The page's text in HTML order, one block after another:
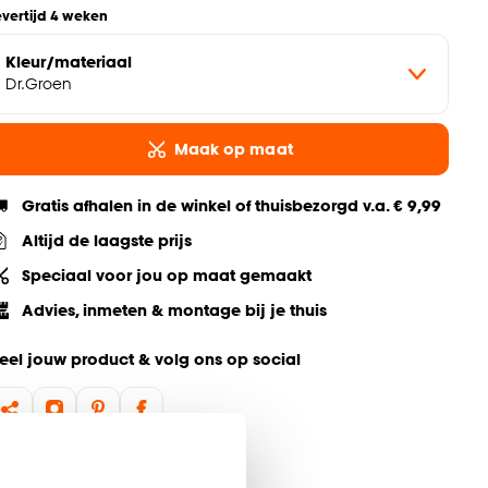
4 weken
Kleur/materiaal
Dr.Groen
Maak op maat
Gratis afhalen in de winkel of thuisbezorgd v.a. € 9,99
Altijd de laagste prijs
Speciaal voor jou op maat gemaakt
Advies, inmeten & montage bij je thuis
jouw product & volg ons op social